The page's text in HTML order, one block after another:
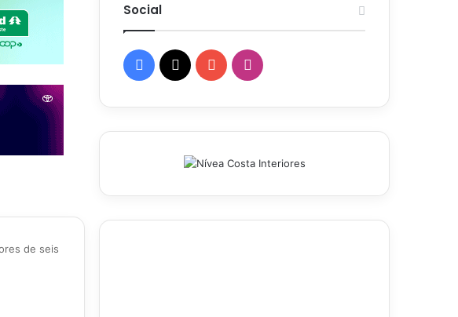
de seis
Social
Facebook
X YouTubeInstagram